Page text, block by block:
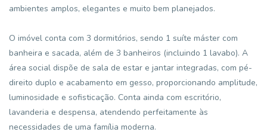
ambientes amplos, elegantes e muito bem planejados.
O imóvel conta com 3 dormitórios, sendo 1 suíte máster com
banheira e sacada, além de 3 banheiros (incluindo 1 lavabo). A
área social dispõe de sala de estar e jantar integradas, com pé-
direito duplo e acabamento em gesso, proporcionando amplitude,
luminosidade e sofisticação. Conta ainda com escritório,
lavanderia e despensa, atendendo perfeitamente às
necessidades de uma família moderna.